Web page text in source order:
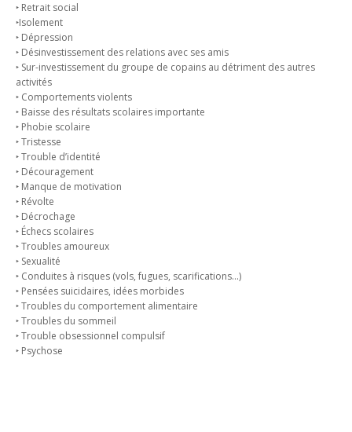
‣ Retrait social
‣Isolement
‣ Dépression
‣ Désinvestissement des relations avec ses amis
‣ Sur-investissement du groupe de copains au détriment des autres
activités
‣ Comportements violents
‣ Baisse des résultats scolaires importante
‣ Phobie scolaire
‣ Tristesse
‣ Trouble d’identité
‣ Découragement
‣ Manque de motivation
‣ Révolte
‣ Décrochage
‣ Échecs scolaires
‣ Troubles amoureux
‣ Sexualité
‣ Conduites à risques (vols, fugues, scarifications…)
‣ Pensées suicidaires, idées morbides
‣ Troubles du comportement alimentaire
‣ Troubles du sommeil
‣ Trouble obsessionnel compulsif
‣ Psychose